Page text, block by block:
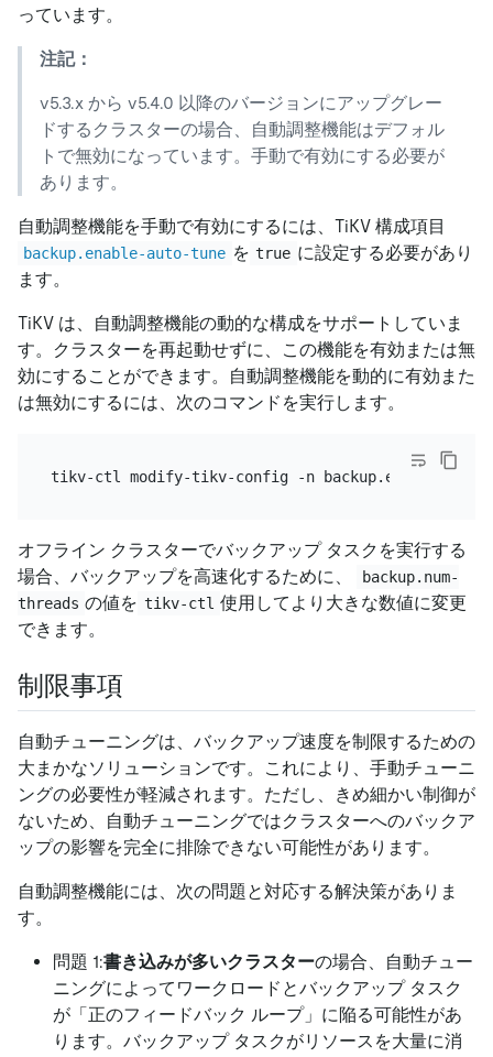
っています。
注記：
v5.3.x から v5.4.0 以降のバージョンにアップグレー
ドするクラスターの場合、自動調整機能はデフォル
トで無効になっています。手動で有効にする必要が
あります。
自動調整機能を手動で有効にするには、TiKV 構成項目
backup.enable-auto-tune を true に設定する必要があり
ます。
TiKV は、自動調整機能の動的な構成をサポートしていま
す。クラスターを再起動せずに、この機能を有効または無
効にすることができます。自動調整機能を動的に有効また
は無効にするには、次のコマンドを実行します。
tikv-ctl modify-tikv-config -n backup.enable-
オフライン クラスターでバックアップ タスクを実行する
場合、バックアップを高速化するために、
backup.num-
threads の値を tikv-ctl 使用してより大きな数値に変更
できます。
制限事項
自動チューニングは、バックアップ速度を制限するための
大まかなソリューションです。これにより、手動チューニ
ングの必要性が軽減されます。ただし、きめ細かい制御が
ないため、自動チューニングではクラスターへのバックア
ップの影響を完全に排除できない可能性があります。
自動調整機能には、次の問題と対応する解決策がありま
す。
問題 1:書き込みが多いクラスターの場合、自動チュー
ニングによってワークロードとバックアップ タスク
が「正のフィードバック ループ」に陥る可能性があ
ります。バックアップ タスクがリソースを大量に消